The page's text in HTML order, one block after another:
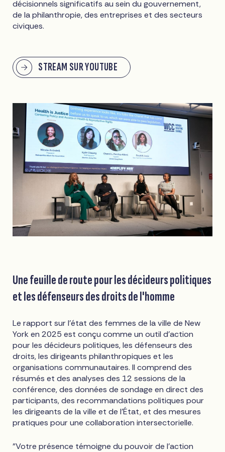
décisionnels significatifs au sein du gouvernement,
de la philanthropie, des entreprises et des secteurs
civiques.
STREAM SUR YOUTUBE
Une feuille de route pour les décideurs politiques
et les défenseurs des droits de l'homme
Le rapport sur l'état des femmes de la ville de New
York en 2025 est conçu comme un outil d'action
pour les décideurs politiques, les défenseurs des
droits, les dirigeants philanthropiques et les
organisations communautaires. Il comprend des
résumés et des analyses des 12 sessions de la
conférence, des données de sondage en direct des
participants, des recommandations politiques pour
les dirigeants de la ville et de l'État, et des mesures
pratiques pour une collaboration intersectorielle.
"Votre présence témoigne du pouvoir de l'action